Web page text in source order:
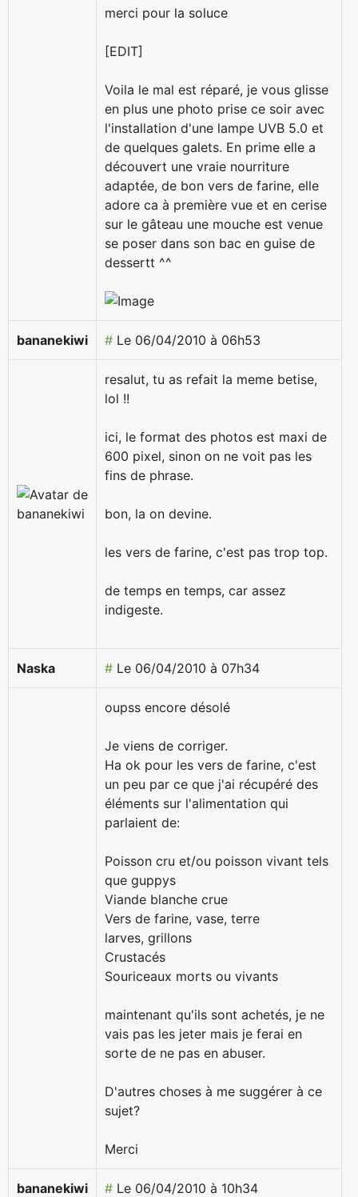
merci pour la soluce
[EDIT]
Voila le mal est réparé, je vous glisse
en plus une photo prise ce soir avec
l'installation d'une lampe UVB 5.0 et
de quelques galets. En prime elle a
découvert une vraie nourriture
adaptée, de bon vers de farine, elle
adore ca à première vue et en cerise
sur le gâteau une mouche est venue
se poser dans son bac en guise de
dessertt ^^
bananekiwi # Le 06/04/2010 à 06h53
resalut, tu as refait la meme betise,
lol !!
ici, le format des photos est maxi de
600 pixel, sinon on ne voit pas les
fins de phrase.
bon, la on devine.
les vers de farine, c'est pas trop top.
de temps en temps, car assez
indigeste.
Naska # Le 06/04/2010 à 07h34
oupss encore désolé
Je viens de corriger.
Ha ok pour les vers de farine, c'est
un peu par ce que j'ai récupéré des
éléments sur l'alimentation qui
parlaient de:
Poisson cru et/ou poisson vivant tels
que guppys
Viande blanche crue
Vers de farine, vase, terre
larves, grillons
Crustacés
Souriceaux morts ou vivants
maintenant qu'ils sont achetés, je ne
vais pas les jeter mais je ferai en
sorte de ne pas en abuser.
D'autres choses à me suggérer à ce
sujet?
Merci
bananekiwi # Le 06/04/2010 à 10h34